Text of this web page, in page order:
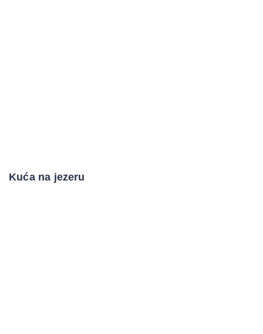
Kuća na jezeru